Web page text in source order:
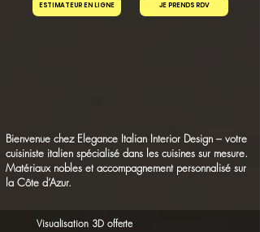
ESTIMATEUR EN LIGNE JE PRENDS RDV
Bienvenue chez Elegance Italian Interior Design – votre
cuisiniste italien spécialisé dans les cuisines sur mesure.
Matériaux nobles et accompagnement personnalisé sur
la Côte d’Azur.
Visualisation 3D offerte